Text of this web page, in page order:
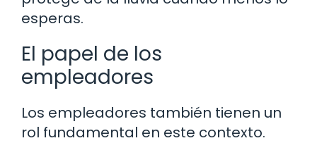
esperas.
El papel de los
empleadores
Los empleadores también tienen un
rol fundamental en este contexto.